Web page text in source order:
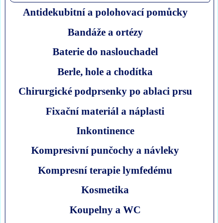
Antidekubitní a polohovací pomůcky
Bandáže a ortézy
Baterie do naslouchadel
Berle, hole a chodítka
Chirurgické podprsenky po ablaci prsu
Fixační materiál a náplasti
Inkontinence
Kompresivní punčochy a návleky
Kompresní terapie lymfedému
Kosmetika
Koupelny a WC